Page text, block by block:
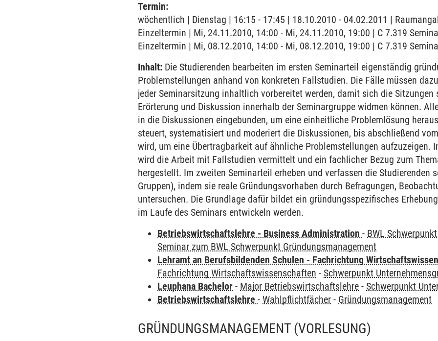
Termin:
wöchentlich | Dienstag | 16:15 - 17:45 | 18.10.2010 - 04.02.2011 |
Einzeltermin | Mi, 24.11.2010, 14:00 - Mi, 24.11.2010, 19:00 | C 7.319
Einzeltermin | Mi, 08.12.2010, 14:00 - Mi, 08.12.2010, 19:00 | C 7.319
Inhalt: Die Studierenden bearbeiten im ersten Seminarteil eigenständig
Problemstellungen anhand von konkreten Fallstudien. Die Fälle müssen
jeder Seminarsitzung inhaltlich vorbereitet werden, damit sich die
Erörterung und Diskussion innerhalb der Seminargruppe widmen können.
in die Diskussionen eingebunden, um eine einheitliche Problemlösung
steuert, systematisiert und moderiert die Diskussionen, bis abschließend
wird, um eine Übertragbarkeit auf ähnliche Problemstellungen aufzuzeigen.
wird die Arbeit mit Fallstudien vermittelt und ein fachlicher Bezug zum
hergestellt. Im zweiten Seminarteil erheben und verfassen die Studierenden
Gruppen), indem sie reale Gründungsvorhaben durch Befragungen,
untersuchen. Die Grundlage dafür bildet ein gründungsspezifisches
im Laufe des Seminars entwickeln werden.
Betriebswirtschaftslehre - Business Administration- BWL
Seminar zum BWL Schwerpunkt Gründungsmanagement
Lehramt an Berufsbildenden Schulen - Fachrichtung
Fachrichtung Wirtschaftswissenschaften - Schwerpunkt
Leuphana Bachelor - Major Betriebswirtschaftslehre - Schwerpunkt
Betriebswirtschaftslehre-Wahlpflichtfächer - Gründungsmanagement
GRÜNDUNGSMANAGEMENT (VORLESUNG)